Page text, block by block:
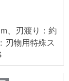
刃物用特殊ス